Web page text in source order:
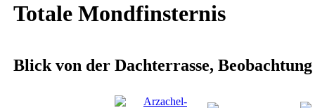
Totale Mondfinsternis
Blick von der Dachterrasse,